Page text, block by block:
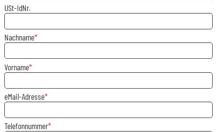
USt-IdNr.
Nachname
Vorname
eMail-Adresse
Telefonnummer